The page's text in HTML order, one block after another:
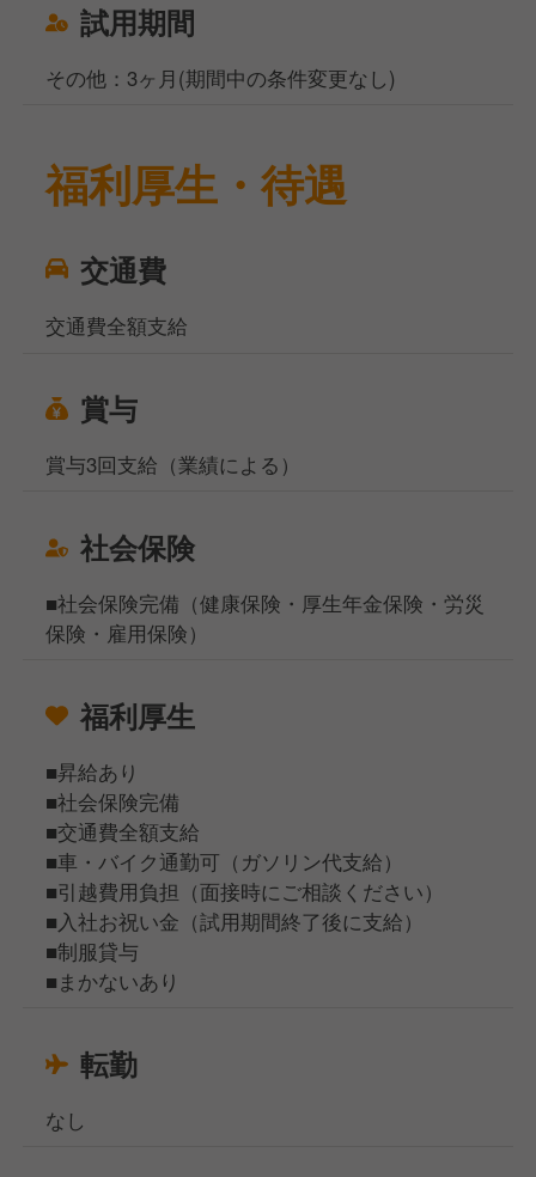
試用期間
その他：3ヶ月(期間中の条件変更なし)
福利厚生・待遇
交通費
交通費全額支給
賞与
賞与3回支給（業績による）
社会保険
■社会保険完備（健康保険・厚生年金保険・労災
保険・雇用保険）
福利厚生
■昇給あり
■社会保険完備
■交通費全額支給
■車・バイク通勤可（ガソリン代支給）
■引越費用負担（面接時にご相談ください）
■入社お祝い金（試用期間終了後に支給）
■制服貸与
■まかないあり
転勤
なし